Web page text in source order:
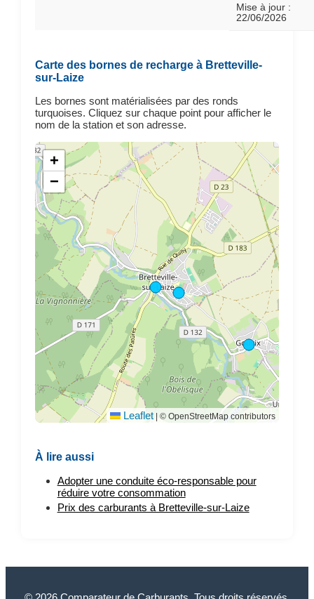
Mise à jour :
22/06/2026
Carte des bornes de recharge à Bretteville-
sur-Laize
Les bornes sont matérialisées par des ronds
turquoises. Cliquez sur chaque point pour afficher le
nom de la station et son adresse.
+
−
Leaflet | © OpenStreetMap contributors
À lire aussi
Adopter une conduite éco-responsable pour
réduire votre consommation
Prix des carburants à Bretteville-sur-Laize